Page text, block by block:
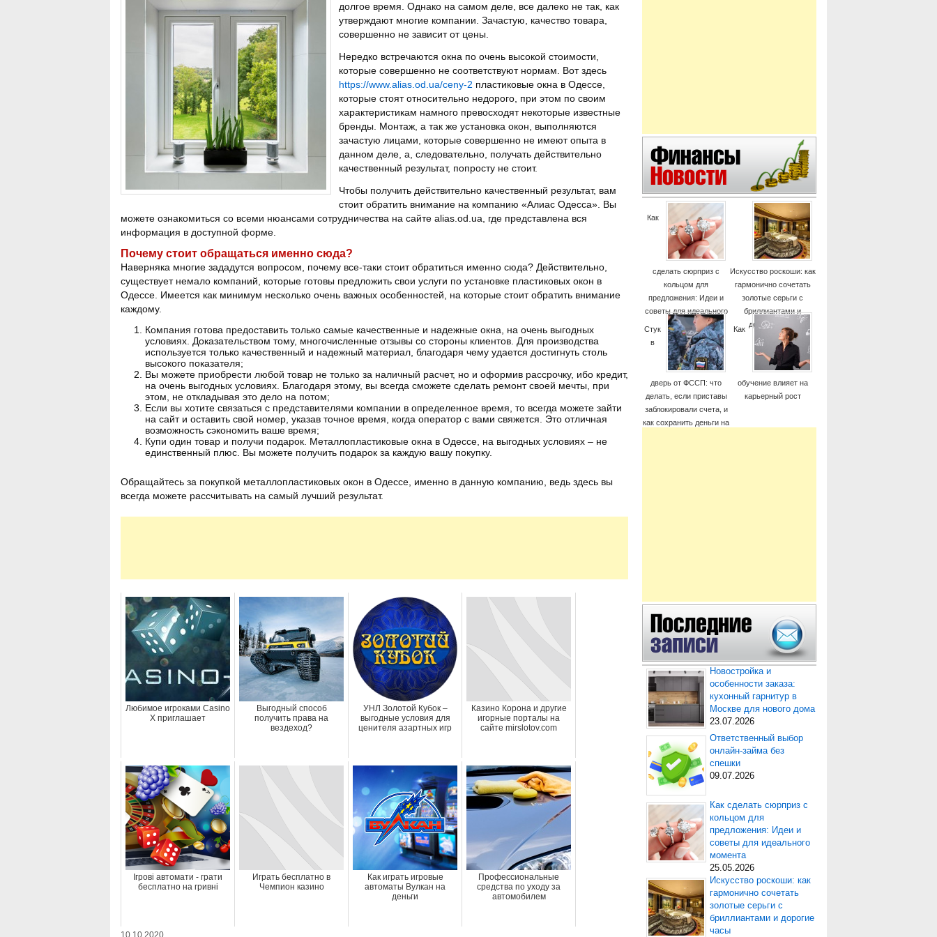
долгое время. Однако на самом деле, все далеко не так, как
утверждают многие компании. Зачастую, качество товара,
совершенно не зависит от цены.
Нередко встречаются окна по очень высокой стоимости,
которые совершенно не соответствуют нормам. Вот здесь
https://www.alias.od.ua/ceny-2 пластиковые окна в Одессе,
которые стоят относительно недорого, при этом по своим
характеристикам намного превосходят некоторые известные
бренды. Монтаж, а так же установка окон, выполняются
зачастую лицами, которые совершенно не имеют опыта в
данном деле, а, следовательно, получать действительно
качественный результат, попросту не стоит.
Чтобы получить действительно качественный результат, вам
стоит обратить внимание на компанию «Алиас Одесса». Вы
можете ознакомиться со всеми нюансами сотрудничества на сайте alias.od.ua, где представлена вся
информация в доступной форме.
Почему стоит обращаться именно сюда?
Наверняка многие зададутся вопросом, почему все-таки стоит обратиться именно сюда? Действительно,
существует немало компаний, которые готовы предложить свои услуги по установке пластиковых окон в
Одессе. Имеется как минимум несколько очень важных особенностей, на которые стоит обратить внимание
каждому.
Компания готова предоставить только самые качественные и надежные окна, на очень выгодных
условиях. Доказательством тому, многочисленные отзывы со стороны клиентов. Для производства
используется только качественный и надежный материал, благодаря чему удается достигнуть столь
высокого показателя;
Вы можете приобрести любой товар не только за наличный расчет, но и оформив рассрочку, ибо кредит,
на очень выгодных условиях. Благодаря этому, вы всегда сможете сделать ремонт своей мечты, при
этом, не откладывая это дело на потом;
Если вы хотите связаться с представителями компании в определенное время, то всегда можете зайти
на сайт и оставить свой номер, указав точное время, когда оператор с вами свяжется. Это отличная
возможность сэкономить ваше время;
Купи один товар и получи подарок. Металлопластиковые окна в Одессе, на выгодных условиях – не
единственный плюс. Вы можете получить подарок за каждую вашу покупку.
Обращайтесь за покупкой металлопластиковых окон в Одессе, именно в данную компанию, ведь здесь вы
всегда можете рассчитывать на самый лучший результат.
Любимое игроками Casino
X приглашает
Выгодный способ
получить права на
вездеход?
УНЛ Золотой Кубок –
выгодные условия для
ценителя азартных игр
Казино Корона и другие
игорные порталы на
сайте mirslotov.com
Ігрові автомати - грати
бесплатно на гривні
Играть бесплатно в
Чемпион казино
Как играть игровые
автоматы Вулкан на
деньги
Профессиональные
средства по уходу за
автомобилем
10.10.2020
Как
сделать сюрприз с
кольцом для
предложения: Идеи и
советы для идеального
момента
Искусство роскоши: как
гармонично сочетать
золотые серьги с
бриллиантами и
дорогие часы
Стук
в
дверь от ФССП: что
делать, если приставы
заблокировали счета, и
как сохранить деньги на
Как
обучение влияет на
карьерный рост
Новостройка и
особенности заказа:
кухонный гарнитур в
Москве для нового дома
23.07.2026
Ответственный выбор
онлайн-займа без
спешки
09.07.2026
Как сделать сюрприз с
кольцом для
предложения: Идеи и
советы для идеального
момента
25.05.2026
Искусство роскоши: как
гармонично сочетать
золотые серьги с
бриллиантами и дорогие
часы